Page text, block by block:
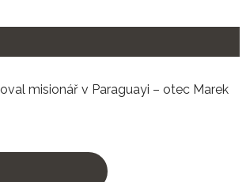
misionář v Paraguayi – otec Marek